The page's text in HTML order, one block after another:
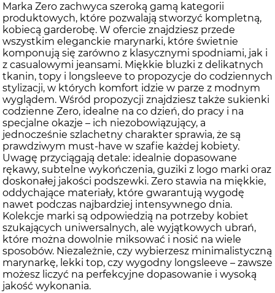
Marka Zero zachwyca szeroką gamą kategorii
produktowych, które pozwalają stworzyć kompletną,
kobiecą garderobę. W ofercie znajdziesz przede
wszystkim eleganckie marynarki, które świetnie
komponują się zarówno z klasycznymi spodniami, jak i
z casualowymi jeansami. Miękkie bluzki z delikatnych
tkanin, topy i longsleeve to propozycje do codziennych
stylizacji, w których komfort idzie w parze z modnym
wyglądem. Wśród propozycji znajdziesz także sukienki
codzienne Zero, idealne na co dzień, do pracy i na
specjalne okazje – ich niezobowiązujący, a
jednocześnie szlachetny charakter sprawia, że są
prawdziwym must-have w szafie każdej kobiety.
Uwagę przyciągają detale: idealnie dopasowane
rękawy, subtelne wykończenia, guziki z logo marki oraz
doskonałej jakości podszewki. Zero stawia na miękkie,
oddychające materiały, które gwarantują wygodę
nawet podczas najbardziej intensywnego dnia.
Kolekcje marki są odpowiedzią na potrzeby kobiet
szukających uniwersalnych, ale wyjątkowych ubrań,
które można dowolnie miksować i nosić na wiele
sposobów. Niezależnie, czy wybierzesz minimalistyczną
marynarkę, lekki top, czy wygodny longsleeve – zawsze
możesz liczyć na perfekcyjne dopasowanie i wysoką
jakość wykonania.